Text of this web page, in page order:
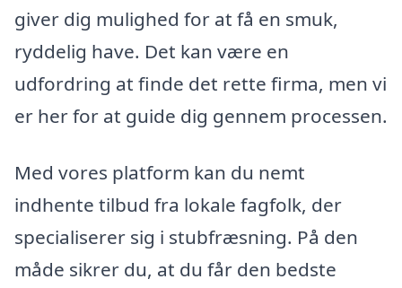
giver dig mulighed for at få en smuk,
ryddelig have. Det kan være en
udfordring at finde det rette firma, men vi
er her for at guide dig gennem processen.
Med vores platform kan du nemt
indhente tilbud fra lokale fagfolk, der
specialiserer sig i stubfræsning. På den
måde sikrer du, at du får den bedste